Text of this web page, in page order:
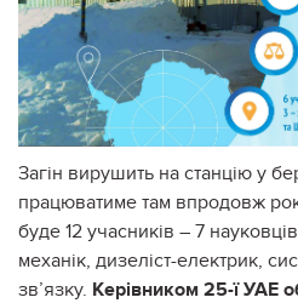
Загін вирушить на станцію у
працюватиме там впродовж
буде 12 учасників – 7
механік, дизеліст-електрик,
зв’язку. Керівником 25-ї УАЕ